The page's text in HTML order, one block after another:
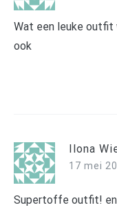
Wat een leuke
ook
Ilona
17 mei
Supertoffe outfit!